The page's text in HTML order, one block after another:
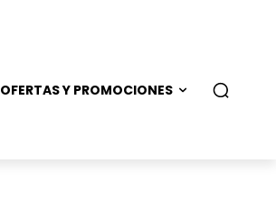
OFERTAS Y PROMOCIONES